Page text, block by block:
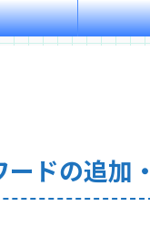
ードの追加